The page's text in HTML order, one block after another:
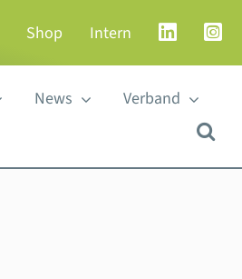
Shop Intern
News Verband